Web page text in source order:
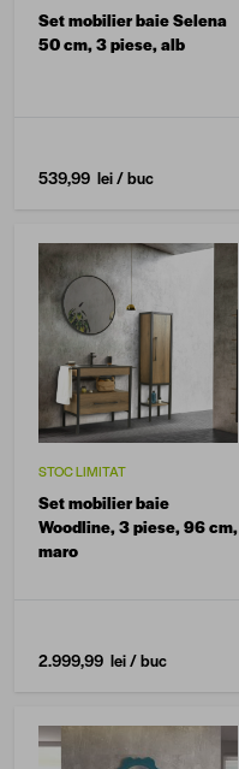
Set mobilier baie Selena
50 cm, 3 piese, alb
539,99 lei/ buc
STOC LIMITAT
Set mobilier baie
Woodline, 3 piese, 96 cm,
maro
2.999,99 lei/ buc